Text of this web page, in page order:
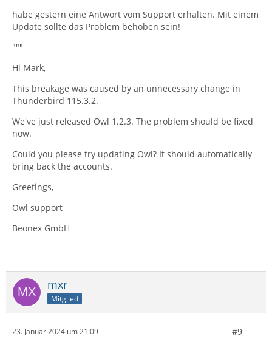
habe gestern eine Antwort vom Support erhalten. Mit einem
Update sollte das Problem behoben sein!
"""
Hi Mark,
This breakage was caused by an unnecessary change in
Thunderbird 115.3.2.
We've just released Owl 1.2.3. The problem should be fixed
now.
Could you please try updating Owl? It should automatically
bring back the accounts.
Greetings,
Owl support
Beonex GmbH
mxr
Mitglied
23. Januar 2024 um 21:09 #9